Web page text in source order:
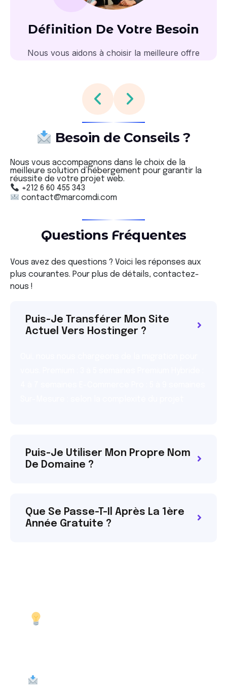
Définition De Votre Besoin
Nous vous aidons à choisir la meilleure offre
Besoin de Conseils ?
Nous vous accompagnons dans le choix de la
meilleure solution d’hébergement pour garantir la
réussite de votre projet web.
+212 6 60 455 343
contact@marcomdi.com
Questions Fréquentes
Vous avez des questions ? Voici les réponses aux
plus courantes. Pour plus de détails, contactez-
nous !
Puis-Je Transférer Mon Site
Actuel Vers Hostinger ?
Puis-Je Utiliser Mon Propre Nom
De Domaine ?
Que Se Passe-T-Il Après La 1ère
Année Gratuite ?